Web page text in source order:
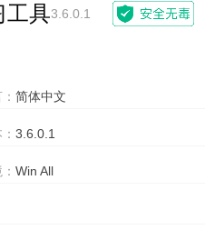
工具3.6.0.1
：简体中文
：3.6.0.1
：Win All